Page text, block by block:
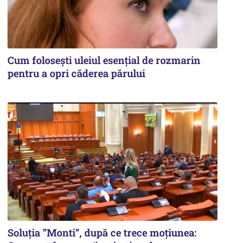
Cum folosești uleiul esențial de rozmarin
pentru a opri căderea părului
Soluția ”Monti”, după ce trece moțiunea: